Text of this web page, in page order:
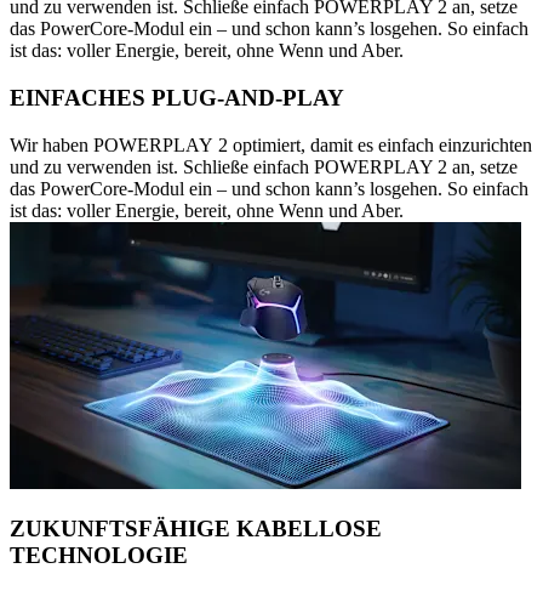
und zu verwenden ist. Schließe einfach POWERPLAY 2 an, setze
das PowerCore-Modul ein – und schon kann’s losgehen. So einfach
ist das: voller Energie, bereit, ohne Wenn und Aber.
EINFACHES PLUG-AND-PLAY
Wir haben POWERPLAY 2 optimiert, damit es einfach einzurichten
und zu verwenden ist. Schließe einfach POWERPLAY 2 an, setze
das PowerCore-Modul ein – und schon kann’s losgehen. So einfach
ist das: voller Energie, bereit, ohne Wenn und Aber.
ZUKUNFTSFÄHIGE KABELLOSE
TECHNOLOGIE